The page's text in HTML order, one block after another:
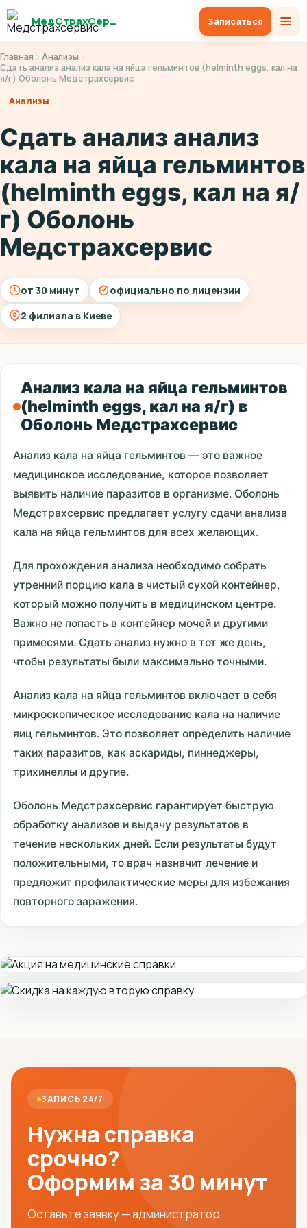
МедСтрахСервис Записаться
Главная
Анализы
Сдать анализ анализ кала на яйца гельминтов (helminth eggs, кал на
я/г) Оболонь Медстрахсервис
Анализы
Сдать анализ анализ
кала на яйца гельминтов
(helminth eggs, кал на я/
г) Оболонь
Медстрахсервис
от 30 минут
официально по лицензии
2 филиала в Киеве
Анализ кала на яйца гельминтов
(helminth eggs, кал на я/г) в
Оболонь Медстрахсервис
Анализ кала на яйца гельминтов — это важное
медицинское исследование, которое позволяет
выявить наличие паразитов в организме. Оболонь
Медстрахсервис предлагает услугу сдачи анализа
кала на яйца гельминтов для всех желающих.
Для прохождения анализа необходимо собрать
утренний порцию кала в чистый сухой контейнер,
который можно получить в медицинском центре.
Важно не попасть в контейнер мочей и другими
примесями. Сдать анализ нужно в тот же день,
чтобы результаты были максимально точными.
Анализ кала на яйца гельминтов включает в себя
микроскопическое исследование кала на наличие
яиц гельминтов. Это позволяет определить наличие
таких паразитов, как аскариды, пиннеджеры,
трихинеллы и другие.
Оболонь Медстрахсервис гарантирует быструю
обработку анализов и выдачу результатов в
течение нескольких дней. Если результаты будут
положительными, то врач назначит лечение и
предложит профилактические меры для избежания
повторного заражения.
ЗАПИСЬ 24/7
Нужна справка
срочно?
Оформим за 30 минут
Оставьте заявку — администратор